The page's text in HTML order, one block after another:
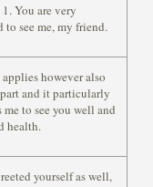
1. You are very
to see me, my friend.
however also
and it particularly
me to see you well and
health.
yourself as well,